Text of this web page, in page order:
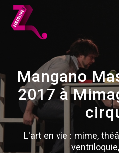
Mangano
2017 à
L'art en vie : mime,